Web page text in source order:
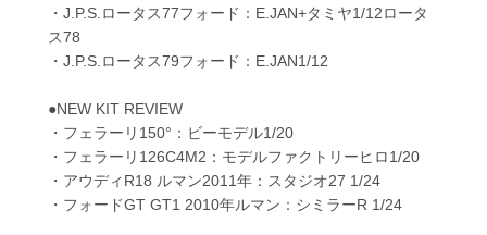
・J.P.S.ロータス77フォード：E.JAN+タミヤ1/12ロータ
ス78
・J.P.S.ロータス79フォード：E.JAN1/12
●NEW KIT REVIEW
・フェラーリ150°：ビーモデル1/20
・フェラーリ126C4M2：モデルファクトリーヒロ1/20
・アウディR18 ルマン2011年：スタジオ27 1/24
・フォードGT GT1 2010年ルマン：シミラーR 1/24